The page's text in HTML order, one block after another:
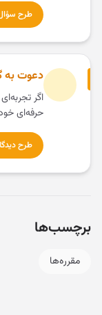
طرح سؤال
دعوت به
اگر
حرفه‌ای
طرح
برچسب‌ها
مقرره‌ها